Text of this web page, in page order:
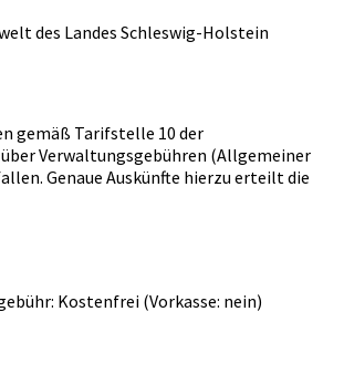
des Landes Schleswig-Holstein
gemäß Tarifstelle 10 der
Verwaltungsgebühren (Allgemeiner
Genaue Auskünfte hierzu erteilt die
Kostenfrei (Vorkasse: nein)